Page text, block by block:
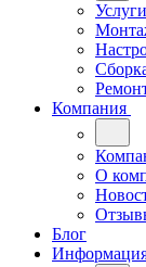
Услуги
Компания
О
Блог